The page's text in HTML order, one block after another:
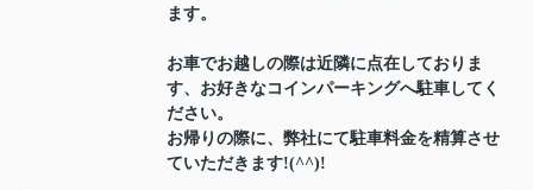
ます。
お車でお越しの際は近隣に点在しておりま
す、お好きなコインパーキングへ駐車してく
ださい。
お帰りの際に、弊社にて駐車料金を精算させ
ていただきます!(^^)!